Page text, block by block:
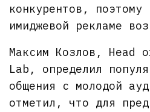
конкурентов, поэтому
имиджевой рекламе
Максим Козлов, Head
Lab, определил
общения с молодой
отметил, что для